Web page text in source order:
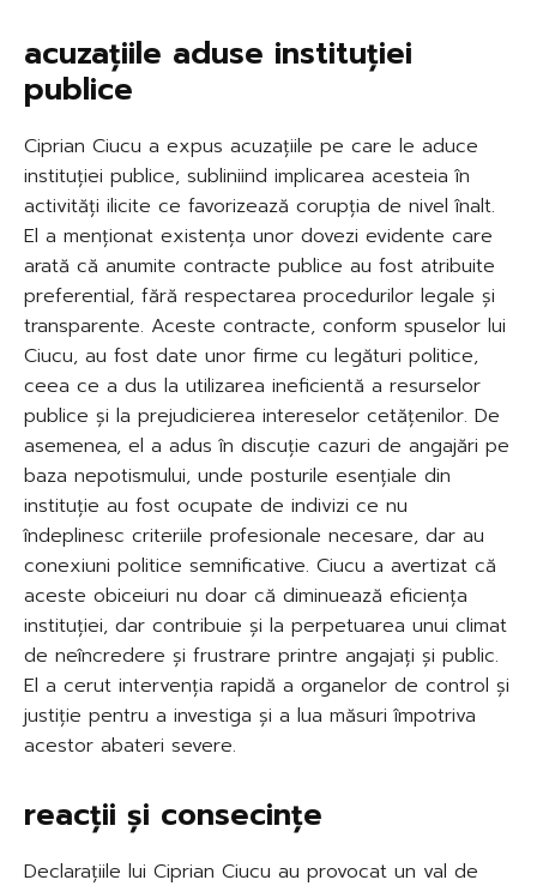
acuzațiile aduse instituției
publice
Ciprian Ciucu a expus acuzațiile pe care le aduce
instituției publice, subliniind implicarea acesteia în
activități ilicite ce favorizează corupția de nivel înalt.
El a menționat existența unor dovezi evidente care
arată că anumite contracte publice au fost atribuite
preferential, fără respectarea procedurilor legale și
transparente. Aceste contracte, conform spuselor lui
Ciucu, au fost date unor firme cu legături politice,
ceea ce a dus la utilizarea ineficientă a resurselor
publice și la prejudicierea intereselor cetățenilor. De
asemenea, el a adus în discuție cazuri de angajări pe
baza nepotismului, unde posturile esențiale din
instituție au fost ocupate de indivizi ce nu
îndeplinesc criteriile profesionale necesare, dar au
conexiuni politice semnificative. Ciucu a avertizat că
aceste obiceiuri nu doar că diminuează eficiența
instituției, dar contribuie și la perpetuarea unui climat
de neîncredere și frustrare printre angajați și public.
El a cerut intervenția rapidă a organelor de control și
justiție pentru a investiga și a lua măsuri împotriva
acestor abateri severe.
reacții și consecințe
Declarațiile lui Ciprian Ciucu au provocat un val de